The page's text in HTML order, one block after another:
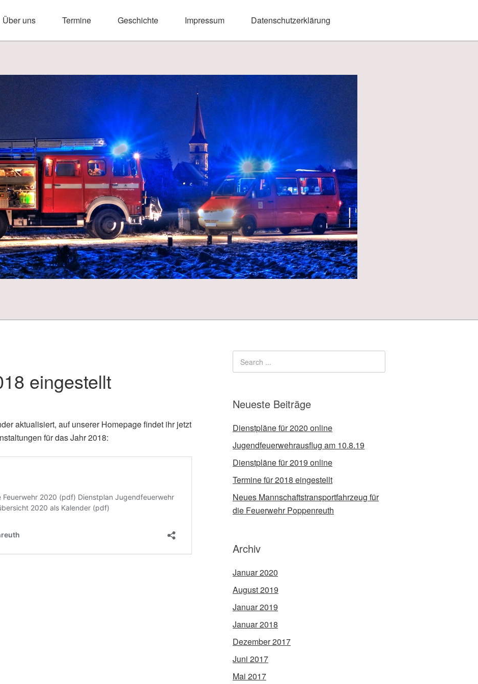
Über uns Termine Geschichte Impressum Datenschutzerklärung
eingestellt
aktualisiert, auf unserer Homepage findet ihr jetzt
für das Jahr 2018:
Neueste Beiträge
Dienstpläne für 2020 online
Jugendfeuerwehrausflug am 10.8.19
Dienstpläne für 2019 online
Termine für 2018 eingestellt
Neues Mannschaftstransportfahrzeug für
die Feuerwehr Poppenreuth
Archiv
Januar 2020
August 2019
Januar 2019
Januar 2018
Dezember 2017
Juni 2017
Mai 2017